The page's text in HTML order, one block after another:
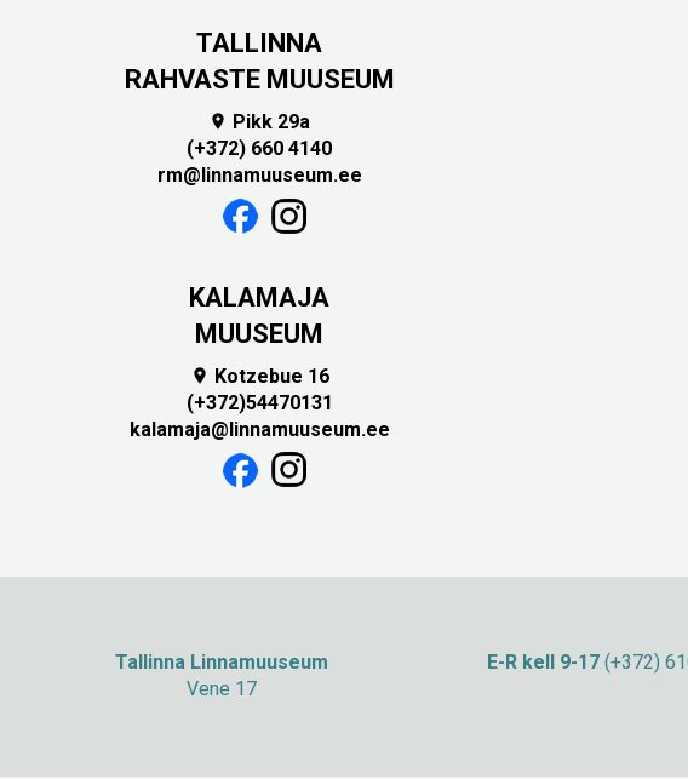
TALLINNA
RAHVASTE MUUSEUM
 Pikk 29a
(+372) 660 4140
rm@linnamuuseum.ee
KALAMAJA
MUUSEUM
 Kotzebue 16
(+372)54470131
kalamaja@linnamuuseum.ee
Tallinna Linnamuuseum
Vene 17
E-R kell 9-17 (+372)